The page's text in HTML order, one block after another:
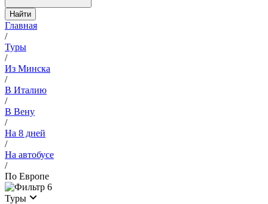
Найти
Главная
/
Туры
/
Из Минска
/
В Италию
/
В Вену
/
На 8 дней
/
На автобусе
/
По Европе
6
Туры